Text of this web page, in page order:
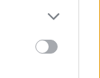
more Google
may click to
party tags to
below Google